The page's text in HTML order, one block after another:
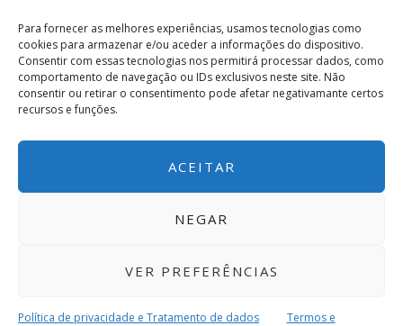
Para fornecer as melhores experiências, usamos tecnologias como
cookies para armazenar e/ou aceder a informações do dispositivo.
Consentir com essas tecnologias nos permitirá processar dados, como
comportamento de navegação ou IDs exclusivos neste site. Não
consentir ou retirar o consentimento pode afetar negativamante certos
recursos e funções.
ACEITAR
NEGAR
VER PREFERÊNCIAS
Política de privacidade e Tratamento de dados
Termos e